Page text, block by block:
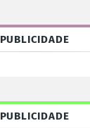
PUBLICIDADE
PUBLICIDADE